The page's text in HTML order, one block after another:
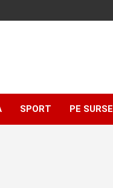
SPORT PE SURSE